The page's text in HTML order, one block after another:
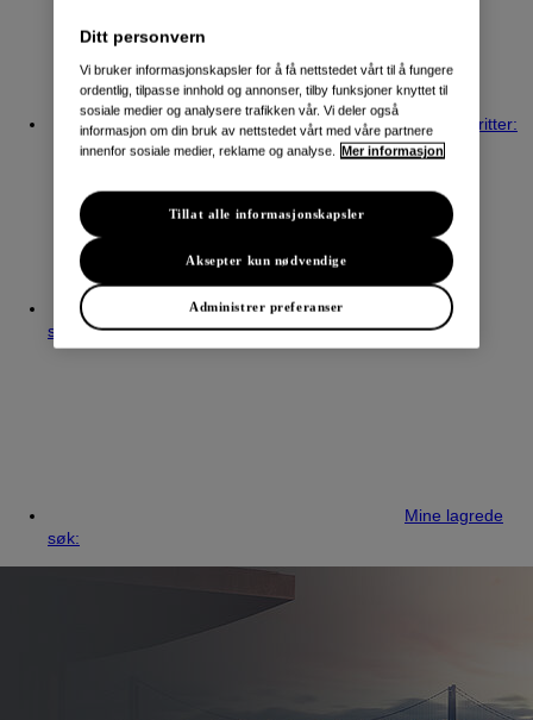
Mine favoritter:
sammenligning:
Mine lagrede
søk:
Ditt personvern
Vi bruker informasjonskapsler for å få nettstedet vårt til å fungere
ordentlig, tilpasse innhold og annonser, tilby funksjoner knyttet til
sosiale medier og analysere trafikken vår. Vi deler også
informasjon om din bruk av nettstedet vårt med våre partnere
innenfor sosiale medier, reklame og analyse. Mer informasjon
Administrer preferanser
Aksepter kun nødvendige
Tillat alle informasjonskapsler